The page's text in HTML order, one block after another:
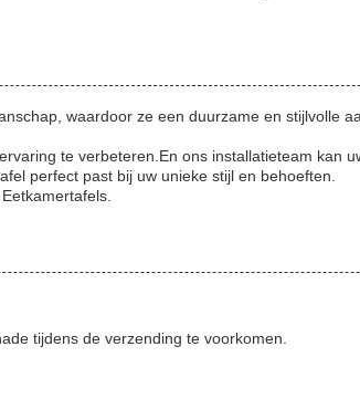
waardoor ze een duurzame en stijlvolle
te verbeteren.En ons installatieteam kan
perfect past bij uw unieke stijl en behoeften.
tijdens de verzending te voorkomen.